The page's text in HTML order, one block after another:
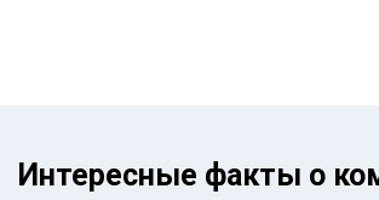
Интересные факты о